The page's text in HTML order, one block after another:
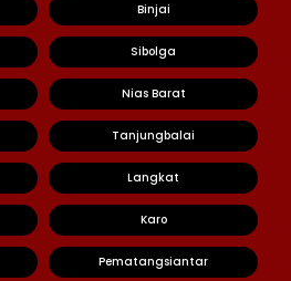
Binjai
Sibolga
Nias Barat
Tanjungbalai
Langkat
Karo
Pematangsiantar